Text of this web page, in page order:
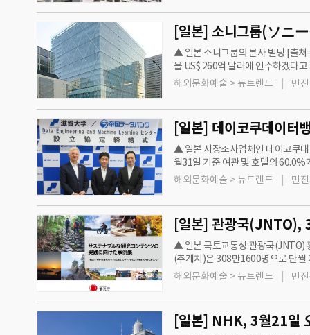
▲ 일본 소니그룹의 본사 빌딩 [출
을 US$ 260억 달러에 인수하겠다
주주, 아폴로가 소수 주주로 구성
해외문화예술 > 뉴트렌드 민
▲ 일본 시장조사업체인 데이코쿠
월31일 기준 여관 및 호텔의 60.0%
관 및 호텔의 23.3%는 경기가 좋
해외문화예술 > 뉴트렌드 민
▲ 일본 국토교통성 관광국(JNTO)
(추계치)은 308만1600명으로 단월
일 외국인관광객은 855만8100명
해외문화예술 > 뉴트렌드 민